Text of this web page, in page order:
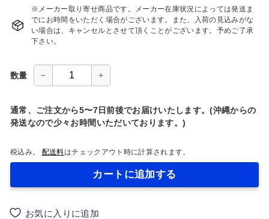
※メーカー取り寄せ商品です。メーカー在庫状況によっては発送ま
でにお時間をいただく場合がございます。また、入荷の見込みがな
い場合は、キャンセルとさせて頂くことがございます。予めご了承
下さい。
数量
通常、ご注文から5〜7日前後でお届けいたします。(沖縄からの
発送なので少々お時間いただいております。)
税込み。 配送料はチェックアウト時に計算されます。
カートに追加する
お気に入りに追加